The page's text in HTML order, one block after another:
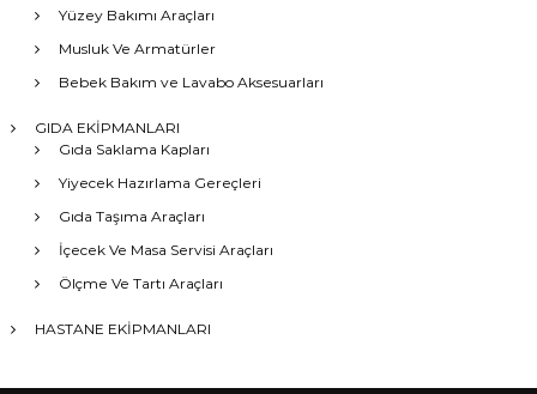
Yüzey Bakımı Araçları
Musluk Ve Armatürler
Bebek Bakım ve Lavabo Aksesuarları
GIDA EKİPMANLARI
Gıda Saklama Kapları
Yiyecek Hazırlama Gereçleri
Gıda Taşıma Araçları
İçecek Ve Masa Servisi Araçları
Ölçme Ve Tartı Araçları
HASTANE EKİPMANLARI